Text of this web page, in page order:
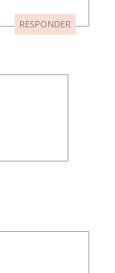
RESPONDER